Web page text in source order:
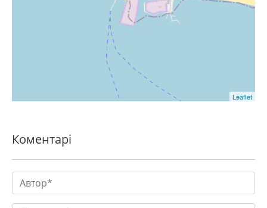
Leaflet
Коментарі